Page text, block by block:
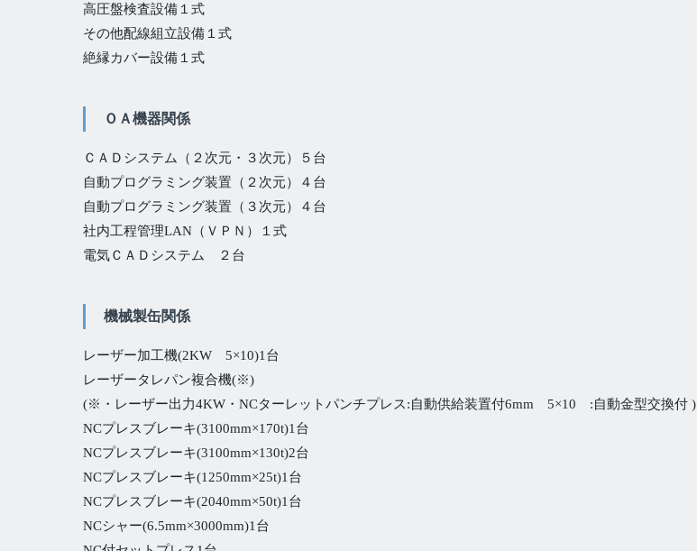
高圧盤検査設備１式
その他配線組立設備１式
絶縁カバー設備１式
ＯＡ機器関係
ＣＡＤシステム（２次元・３次元）５台
自動プログラミング装置（２次元）４台
自動プログラミング装置（３次元）４台
社内工程管理LAN（ＶＰＮ）１式
電気ＣＡＤシステム ２台
機械製缶関係
レーザー加工機(2KW 5×10)1台
レーザータレパン複合機(※)
(※・レーザー出力4KW・NCターレットパンチプレス:自動供給装置付6mm 5×10 :自動金型交換付 )
NCプレスブレーキ(3100mm×170t)1台
NCプレスブレーキ(3100mm×130t)2台
NCプレスブレーキ(1250mm×25t)1台
NCプレスブレーキ(2040mm×50t)1台
NCシャー(6.5mm×3000mm)1台